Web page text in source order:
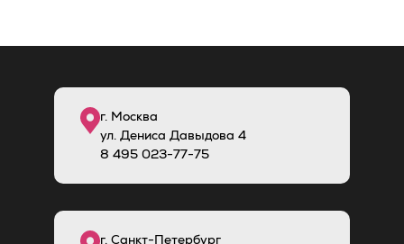
г. Москва
ул. Дениса Давыдова 4
8 495 023-77-75
г. Санкт-Петербург